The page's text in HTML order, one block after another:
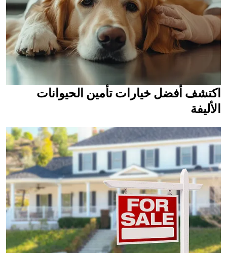
اكتشف أفضل خيارات تأمين الحيوانات
الأليفة